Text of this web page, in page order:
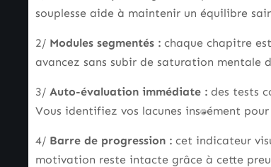
souplesse aide à maintenir un équilibre
2/ Modules segmentés : chaque chapitre
avancez sans subir de saturation mentale
3/ Auto-évaluation immédiate : des tests
Vous identifiez vos lacunes instantanément
4/ Barre de progression : cet indicateur
motivation reste intacte grâce à cette